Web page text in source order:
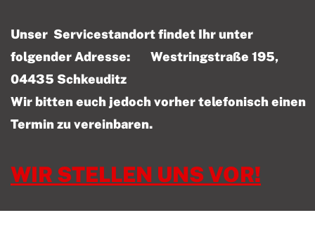
Unser Servicestandort findet Ihr unter
folgender Adresse: Westringstraße 195,
04435 Schkeuditz
Wir bitten euch jedoch vorher telefonisch einen
Termin zu vereinbaren.
WIR STELLEN UNS VOR!